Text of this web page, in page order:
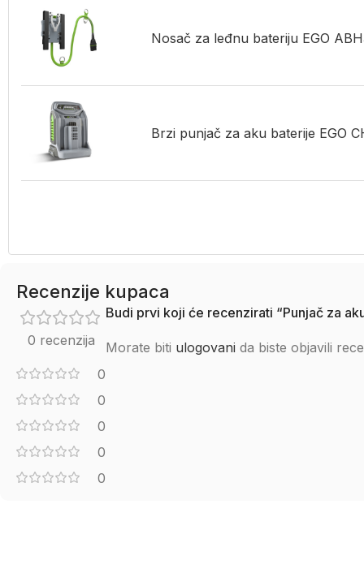
Nosač za leđnu bateriju EGO
Brzi punjač za aku baterije EGO
Recenzije kupaca
0 recenzija
0
0
0
0
0
Budi prvi koji će recenzirati “Punjač za
Morate biti ulogovani da biste objavili